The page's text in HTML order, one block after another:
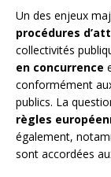
Un des enjeux
procédures
collectivités
en concurrence
conformément
publics. La
règles
également,
sont accordées